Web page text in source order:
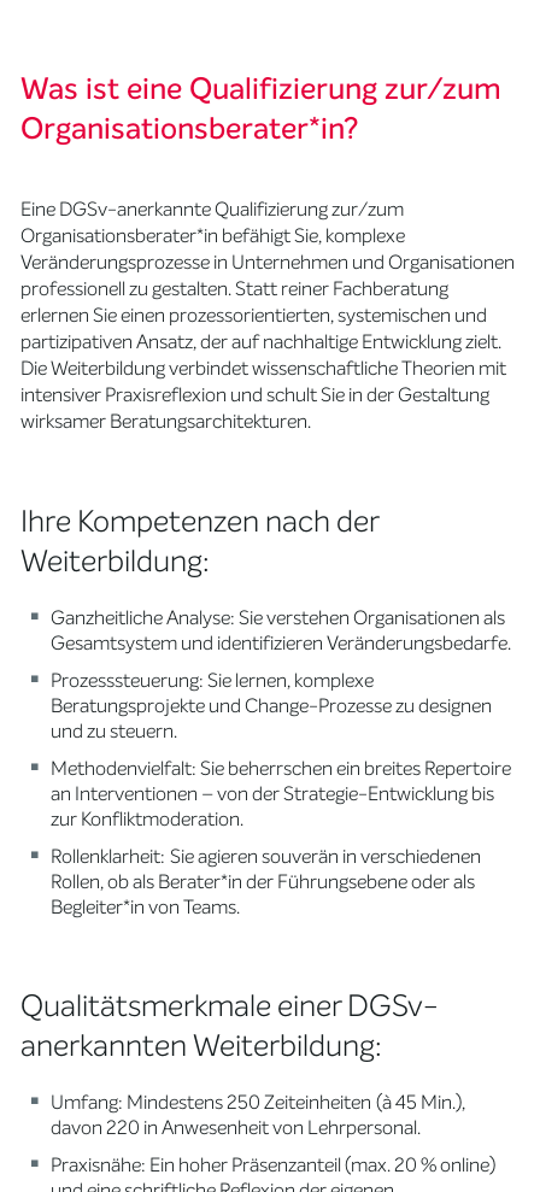
Was ist eine Qualifizierung zur/zum
Organisationsberater*in?
Eine DGSv-anerkannte Qualifizierung zur/zum
Organisationsberater*in befähigt Sie, komplexe
Veränderungsprozesse in Unternehmen und Organisationen
professionell zu gestalten. Statt reiner Fachberatung
erlernen Sie einen prozessorientierten, systemischen und
partizipativen Ansatz, der auf nachhaltige Entwicklung zielt.
Die Weiterbildung verbindet wissenschaftliche Theorien mit
intensiver Praxisreflexion und schult Sie in der Gestaltung
wirksamer Beratungsarchitekturen.
Ihre Kompetenzen nach der
Weiterbildung:
Ganzheitliche Analyse: Sie verstehen Organisationen als
Gesamtsystem und identifizieren Veränderungsbedarfe.
Prozesssteuerung: Sie lernen, komplexe
Beratungsprojekte und Change-Prozesse zu designen
und zu steuern.
Methodenvielfalt: Sie beherrschen ein breites Repertoire
an Interventionen – von der Strategie-Entwicklung bis
zur Konfliktmoderation.
Rollenklarheit: Sie agieren souverän in verschiedenen
Rollen, ob als Berater*in der Führungsebene oder als
Begleiter*in von Teams.
Qualitätsmerkmale einer DGSv-
anerkannten Weiterbildung:
Umfang: Mindestens 250 Zeiteinheiten (à 45 Min.),
davon 220 in Anwesenheit von Lehrpersonal.
Praxisnähe: Ein hoher Präsenzanteil (max. 20 % online)